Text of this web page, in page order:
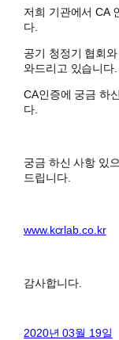
저희 기관에서 CA
다.
공기 청정기 협회
와드리고 있습니다.
CA인증에 궁금 하
다.
궁금 하신 사항 있
드립니다.
www.kcrlab.co.kr
감사합니다.
2020년 03월 19일